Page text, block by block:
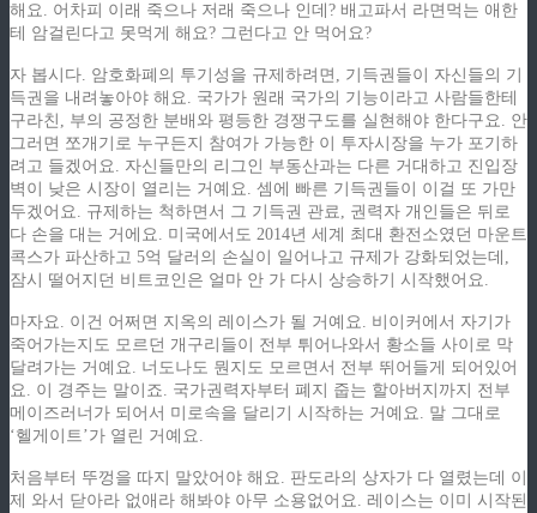
해요. 어차피 이래 죽으나 저래 죽으나 인데? 배고파서 라면먹는 애한
테 암걸린다고 못먹게 해요? 그런다고 안 먹어요?
자 봅시다. 암호화폐의 투기성을 규제하려면, 기득권들이 자신들의 기
득권을 내려놓아야 해요. 국가가 원래 국가의 기능이라고 사람들한테
구라친, 부의 공정한 분배와 평등한 경쟁구도를 실현해야 한다구요. 안
그러면 쪼개기로 누구든지 참여가 가능한 이 투자시장을 누가 포기하
려고 들겠어요. 자신들만의 리그인 부동산과는 다른 거대하고 진입장
벽이 낮은 시장이 열리는 거예요. 셈에 빠른 기득권들이 이걸 또 가만
두겠어요. 규제하는 척하면서 그 기득권 관료, 권력자 개인들은 뒤로
다 손을 대는 거에요. 미국에서도 2014년 세계 최대 환전소였던 마운트
콕스가 파산하고 5억 달러의 손실이 일어나고 규제가 강화되었는데,
잠시 떨어지던 비트코인은 얼마 안 가 다시 상승하기 시작했어요.
마자요. 이건 어쩌면 지옥의 레이스가 될 거예요. 비이커에서 자기가
죽어가는지도 모르던 개구리들이 전부 튀어나와서 황소들 사이로 막
달려가는 거예요. 너도나도 뭔지도 모르면서 전부 뛰어들게 되어있어
요. 이 경주는 말이죠. 국가권력자부터 폐지 줍는 할아버지까지 전부
메이즈러너가 되어서 미로속을 달리기 시작하는 거예요. 말 그대로
‘헬게이트’가 열린 거예요.
처음부터 뚜껑을 따지 말았어야 해요. 판도라의 상자가 다 열렸는데 이
제 와서 닫아라 없애라 해봐야 아무 소용없어요. 레이스는 이미 시작된